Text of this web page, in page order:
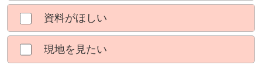
資料がほしい
現地を見たい